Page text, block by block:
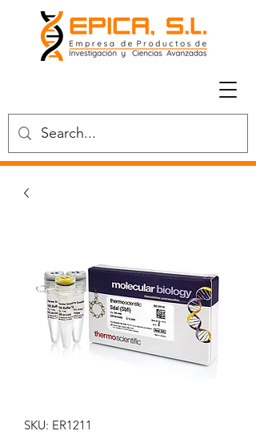
SKU: ER1211